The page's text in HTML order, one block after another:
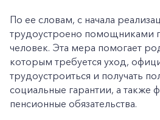
По ее словам, с начала
трудоустроено помощниками
человек. Эта мера помогает
которым требуется уход,
трудоустроиться и получать
социальные гарантии, а также
пенсионные обязательства.